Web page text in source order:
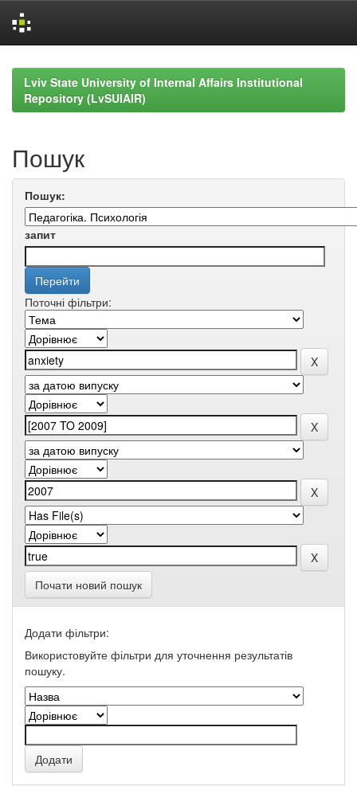
navigationLviv State University of Internal Affairs Institutional
Repository (LvSUIAIR)
Пошук
Пошук:
запит
Поточні фільтри:
Почати новий пошук
Додати фільтри:
Використовуйте фільтри для уточнення результатів
пошуку.